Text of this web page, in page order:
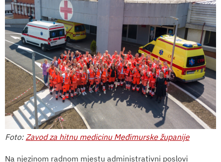
Foto: Zavod za hitnu medicinu Međimurske županije
Na njezinom radnom mjestu administrativni poslovi